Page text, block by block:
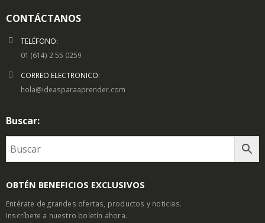
CONTÁCTANOS
TELÉFONO:
01 (614) 2 55 0259
CORREO ELECTRONICO:
hola@ideasparaaprender.com
Buscar:
OBTÉN BENEFICIOS EXCLUSIVOS
Entérate de grandes ofertas, productos y noticias.
Inscríbete a nuestro boletín ahora.